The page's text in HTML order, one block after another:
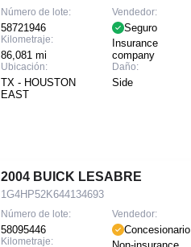
Número de lote:
58721946
Kilometraje:
86,081 mi
Ubicación:
TX - HOUSTON
EAST
Vendedor:
Seguro
Insurance
company
Daño:
Side
2004 BUICK LESABRE
1G4HP52K644134693
Número de lote:
58095446
Kilometraje:
Vendedor:
Concesionario